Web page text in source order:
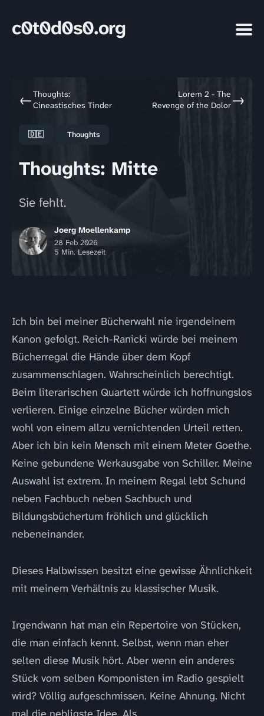
c0t0d0s0.org
←Thoughts:
Cineastisches Tinder
Lorem 2 - The
Revenge of the Dolor→
🇩🇪 Thoughts
Thoughts: Mitte
Sie fehlt.
Joerg Moellenkamp
28 Feb 2026
5 Min. Lesezeit
Ich bin bei meiner Bücherwahl nie irgendeinem
Kanon gefolgt. Reich-Ranicki würde bei meinem
Bücherregal die Hände über dem Kopf
zusammenschlagen. Wahrscheinlich berechtigt.
Beim literarischen Quartett würde ich hoffnungslos
verlieren. Einige einzelne Bücher würden mich
wohl von einem allzu vernichtenden Urteil retten.
Aber ich bin kein Mensch mit einem Meter Goethe.
Keine gebundene Werkausgabe von Schiller. Meine
Auswahl ist extrem. In meinem Regal lebt Schund
neben Fachbuch neben Sachbuch und
Bildungsbüchertum fröhlich und glücklich
nebeneinander.
Dieses Halbwissen besitzt eine gewisse Ähnlichkeit
mit meinem Verhältnis zu klassischer Musik.
Irgendwann hat man ein Repertoire von Stücken,
die man einfach kennt. Selbst, wenn man eher
selten diese Musik hört. Aber wenn ein anderes
Stück vom selben Komponisten im Radio gespielt
wird? Völlig aufgeschmissen. Keine Ahnung. Nicht